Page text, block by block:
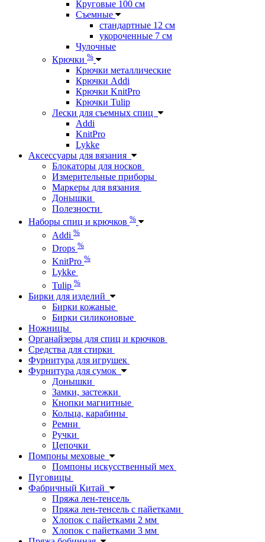
Круговые 100 см
Съемные
стандартные 12 см
укороченные 7 см
Чулочные
Крючки %
Крючки металлические
Крючки Addi
Крючки KnitPro
Крючки Tulip
Лески для съемных спиц
Addi
KnitPro
Lykke
Аксессуары для вязания
Блокаторы для носков
Измерительные приборы
Маркеры для вязания
Донышки
Полезности
Наборы спиц и крючков %
Addi %
Drops %
KnitPro %
Lykke
Tulip %
Бирки для изделий
Бирки кожаные
Бирки силиконовые
Ножницы
Органайзеры для спиц и крючков
Средства для стирки
Фурнитура для игрушек
Фурнитура для сумок
Донышки
Замки, застежки
Кнопки магнитные
Кольца, карабины
Ремни
Ручки
Цепочки
Помпоны меховые
Помпоны искусственный мех
Пуговицы
Фабричный Китай
Пряжа лен-тенсель
Пряжа лен-тенсель с пайетками
Хлопок с пайетками 2 мм
Хлопок с пайетками 3 мм